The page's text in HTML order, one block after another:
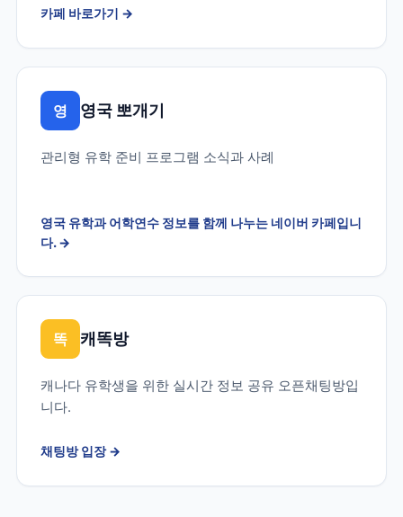
카페 바로가기 →
영 영국 뽀개기
관리형 유학 준비 프로그램 소식과 사례
영국 유학과 어학연수 정보를 함께 나누는 네이버 카페입니
다.→
똑 캐똑방
캐나다 유학생을 위한 실시간 정보 공유 오픈채팅방입
니다.
채팅방 입장→